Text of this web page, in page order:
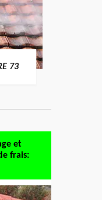
73
et
frais: